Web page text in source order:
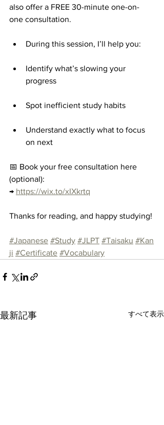
also offer a FREE 30-minute one-on-
one consultation.
During this session, I’ll help you:
Identify what’s slowing your
progress
Spot inefficient study habits
Understand exactly what to focus
on next
📅 Book your free consultation here
(optional):
→ https://wix.to/xIXkrtq
Thanks for reading, and happy studying!
#Japanese #Study #JLPT #Taisaku #Kan
ji #Certificate #Vocabulary
最新記事 すべて表示